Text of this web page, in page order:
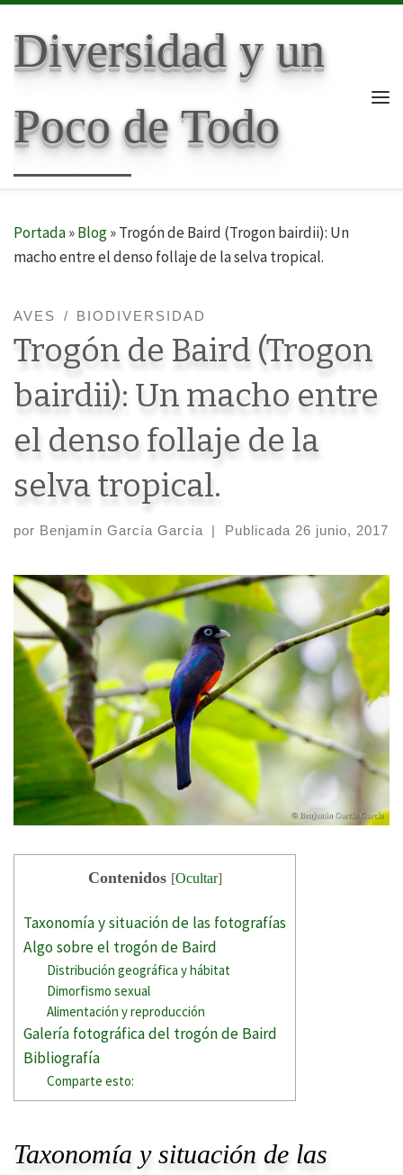
Diversidad y un
Poco de Todo
Portada»Blog»Trogón de Baird (Trogon bairdii): Un
macho entre el denso follaje de la selva tropical.
AVES BIODIVERSIDAD
Trogón de Baird (Trogon
bairdii): Un macho entre
el denso follaje de la
selva tropical.
por Benjamín García García | Publicada 26 junio, 2017
Contenidos [Ocultar]
Taxonomía y situación de las fotografías
Algo sobre el trogón de Baird
Distribución geográfica y hábitat
Dimorfismo sexual
Alimentación y reproducción
Galería fotográfica del trogón de Baird
Bibliografía
Comparte esto:
Taxonomía y situación de las